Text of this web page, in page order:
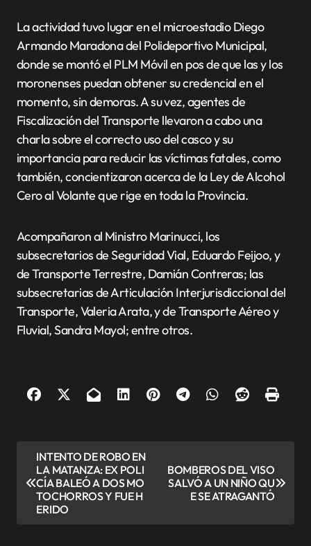
La actividad tuvo lugar en el microestadio Diego
Armando Maradona del Polideportivo Municipal,
donde se montó el PLM Móvil en pos de que las y los
moronenses puedan obtener su credencial en el
momento, sin demoras. A su vez, agentes de
Fiscalización del Transporte llevaron a cabo una
charla sobre el correcto uso del casco y su
importancia para reducir las víctimas fatales, como
también, concientizaron acerca de la Ley de Alcohol
Cero al Volante que rige en toda la Provincia.
Acompañaron al Ministro Marinucci, los
subsecretarios de Seguridad Vial, Eduardo Feijoo, y
de Transporte Terrestre, Damián Contreras; las
subsecretarias de Articulación Interjurisdiccional del
Transporte, Valeria Arata, y de Transporte Aéreo y
Fluvial, Sandra Mayol; entre otros.
INTENTO DE ROBO EN
LA MATANZA: EX POLI
CÍA BALEÓ A DOS MO
TOCHORROS Y FUE H
ERIDO
BOMBEROS DEL VISO
SALVÓ A UN NIÑO QU
E SE ATRAGANTÓ